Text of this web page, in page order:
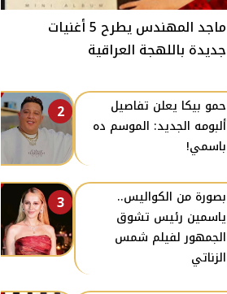
ماجد المهندس يطرح 5 أغنيات
جديدة باللهجة العراقية
2
حمو بيكا يعلن تفاصيل
ألبومه الجديد: الموسم ده
باسمي!
3
بصورة من الكواليس..
ياسمين رئيس تشوق
الجمهور لفيلم شمس
الزناتي